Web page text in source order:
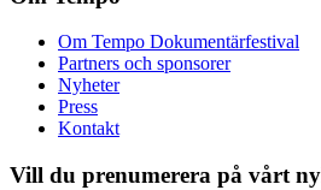
Om Tempo Dokumentärfestival
Partners och sponsorer
Nyheter
Press
Kontakt
Vill du prenumerera på vårt